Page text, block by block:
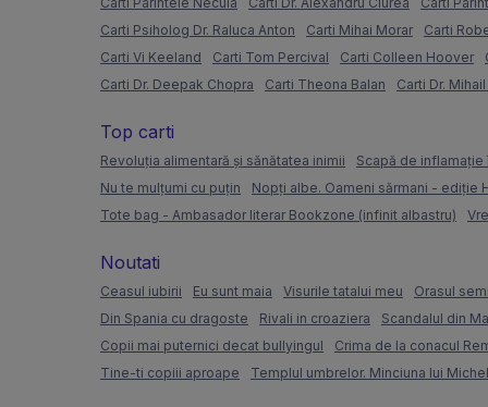
Carti Psiholog Dr. Raluca Anton
Carti Mihai Morar
Carti
Carti Vi Keeland
Carti Tom Percival Carti Colleen Hoover
Carti Dr. Deepak Chopra
Carti Theona Balan Carti Dr.
Top carti
Revoluția alimentară și sănătatea inimii
Scapă de inflamație
Nu te mulțumi cu puțin
Nopți albe. Oameni sărmani - ediție
Tote bag - Ambasador literar Bookzone (infinit albastru)
Noutati
Ceasul iubirii Eu sunt maia Visurile tatalui meu
Orasul
Din Spania cu dragoste
Rivali in croaziera
Scandalul din
Copii mai puternici decat bullyingul
Crima de la conacul
Tine-ti copiii aproape
Templul umbrelor. Minciuna lui